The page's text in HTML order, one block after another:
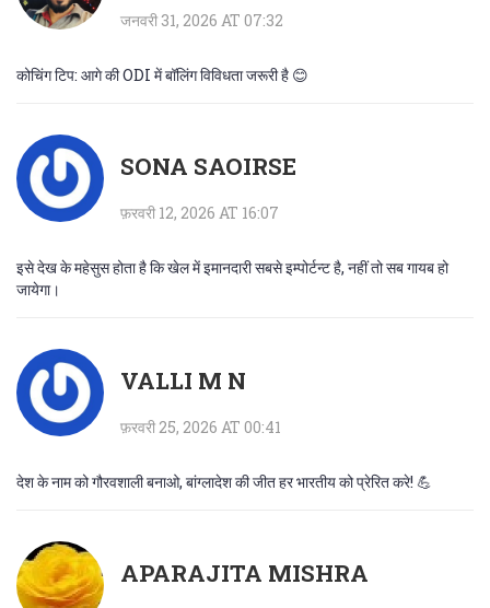
जनवरी 31, 2026 AT 07:32
कोचिंग टिप: आगे की ODI में बॉलिंग विविधता जरूरी है 😊
SONA SAOIRSE
फ़रवरी 12, 2026 AT 16:07
इसे देख के महेसुस होता है कि खेल में इमानदारी सबसे इम्पोर्टन्ट है, नहीं तो सब गायब हो
जायेगा।
VALLI M N
फ़रवरी 25, 2026 AT 00:41
देश के नाम को गौरवशाली बनाओ, बांग्लादेश की जीत हर भारतीय को प्रेरित करे! 💪
APARAJITA MISHRA